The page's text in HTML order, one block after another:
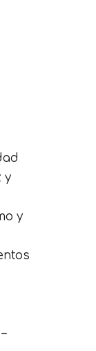
y
y